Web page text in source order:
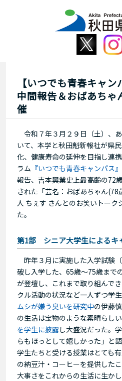
【いつでも青春キャ
中間報告＆おばあちゃ
催
令和７年３月２９日（土）、
いて、本学と秋田魁新報社が県
化、健康寿命の延伸を目指し連
ラム 『いつでも青春キャンパス』
報告、吉本興業史上最高齢の72
された「芸名：おばあちゃん
人 ちぇす さんとのお笑いトーク
た。
第1部 シニア大学生によるキ
昨年３月に実施した入学試験
破し入学した、65歳～75歳まで
が登壇し、これまで取り組んで
クル活動の状況など一人ずつ学
ムシが嫌う臭いを研究中の伊藤
の生活は宝物のような素晴らし
を学生に披露し大盛況だった。
らもほっとして嬉しかった」と
学生たちと受ける授業はとても
の納豆汁・コーヒーを提供した
大事さをこれからの生活に生か